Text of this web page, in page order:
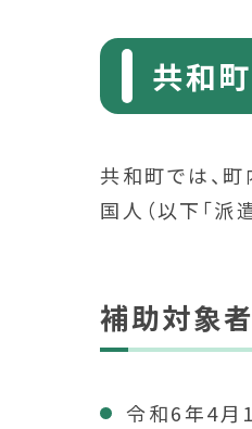
共和
共和町では、
国人（以下「派
補助対象者
令和6年4月